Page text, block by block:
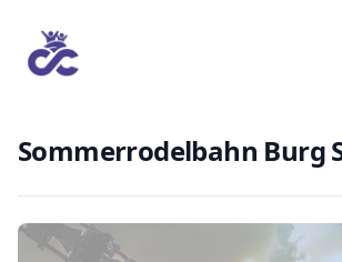
Sommerrodelbahn Burg